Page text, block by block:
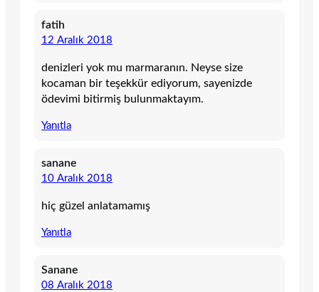
fatih
12 Aralık 2018
denizleri yok mu marmaranın. Neyse size
kocaman bir teşekkür ediyorum, sayenizde
ödevimi bitirmiş bulunmaktayım.
Yanıtla
sanane
10 Aralık 2018
hiç güzel anlatamamış
Yanıtla
Sanane
08 Aralık 2018